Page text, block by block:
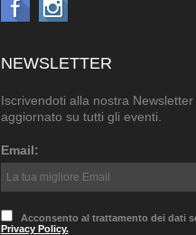
NEWSLETTER
Iscrivendoti alla nostra
aggiornato su tutti gli eventi.
Email:
Acconsento al trattamento dei dati
Privacy Policy.